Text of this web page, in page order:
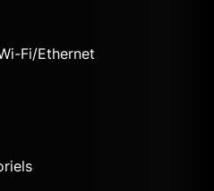
Fi/Ethernet